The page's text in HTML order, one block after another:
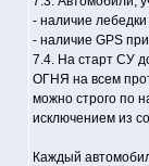
- наличие
- наличие GPS
7.4. На старт СУ
ОГНЯ на всем
можно строго по
исключением из
Каждый